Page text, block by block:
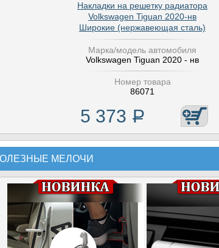
Накладки на решетку радиатора
Volkswagen Tiguan 2020-нв
Широкие (нержавеющая сталь)
Марка/модель автомобиля
Volkswagen Tiguan 2020 - нв
Номер товара
86071
5 373 Р
МЕЛОЧИ